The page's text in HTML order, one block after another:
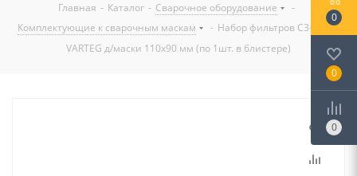
Главная - Каталог - Сварочное оборудование
-
Комплектующие к сварочным маскам
- Набор фильтров С3-С4-С5
VARTEG д/маски 110х90 мм (по 1шт. в блистере)
0
0
0